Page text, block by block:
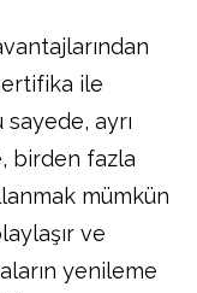
ile
ayrı
birden fazla
mümkün
ve
yenileme